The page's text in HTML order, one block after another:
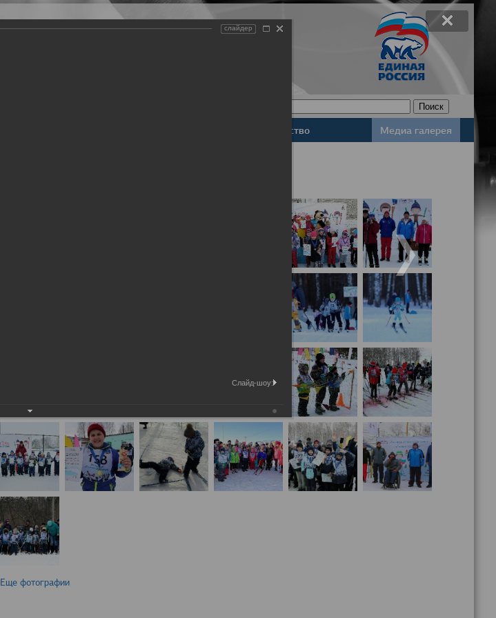
Законодательство Медиа галерея
Еще фотографии
слайдер
Слайд-шоу: